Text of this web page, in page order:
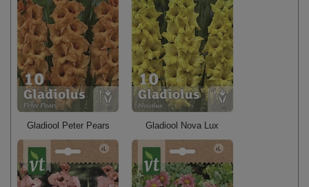
Gladiool Peter Pears Gladiool Nova Lux